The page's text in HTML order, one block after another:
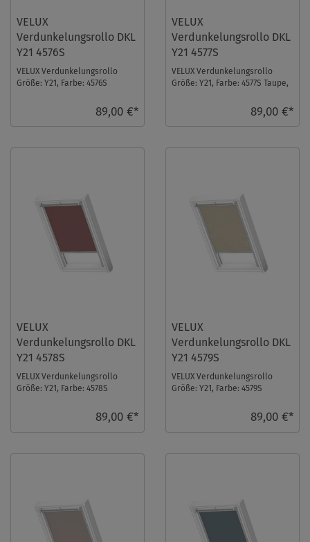
VELUX
Verdunkelungsrollo DKL
Y21 4576S
VELUX Verdunkelungsrollo
Größe: Y21, Farbe: 4576S
89,00 €*
VELUX
Verdunkelungsrollo DKL
Y21 4577S
VELUX Verdunkelungsrollo
Größe: Y21, Farbe: 4577S Taupe,
89,00 €*
VELUX
Verdunkelungsrollo DKL
Y21 4578S
VELUX Verdunkelungsrollo
Größe: Y21, Farbe: 4578S
89,00 €*
VELUX
Verdunkelungsrollo DKL
Y21 4579S
VELUX Verdunkelungsrollo
Größe: Y21, Farbe: 4579S
89,00 €*